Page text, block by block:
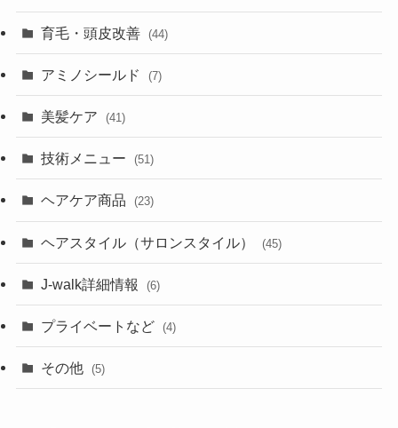
育毛・頭皮改善 (44)
アミノシールド (7)
美髪ケア (41)
技術メニュー (51)
ヘアケア商品 (23)
ヘアスタイル（サロンスタイル） (45)
J-walk詳細情報 (6)
プライベートなど (4)
その他 (5)